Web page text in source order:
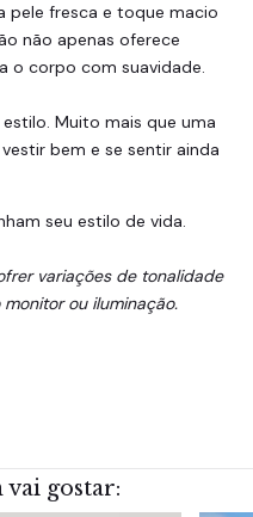
pele fresca e toque macio
não apenas oferece
o corpo com suavidade.
Muito mais que uma
bem e se sentir ainda
seu estilo de vida.
variações de tonalidade
ou iluminação.
gostar: